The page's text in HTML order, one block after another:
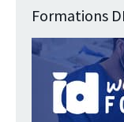
Formations